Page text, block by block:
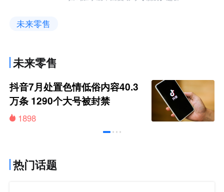
未来零售
未来零售
抖音7月处置色情低俗内容40.3
万条 1290个大号被封禁
1898
热门话题